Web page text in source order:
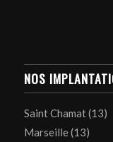
NOS
Saint Chamat (13)
Marseille (13)